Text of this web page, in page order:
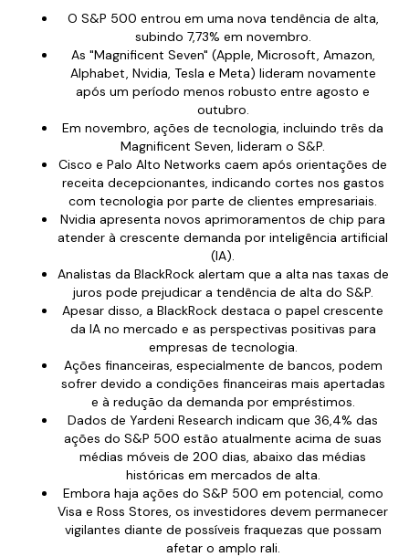
O S&P 500 entrou em uma nova tendência de alta,
subindo 7,73% em novembro.
As "Magnificent Seven" (Apple, Microsoft, Amazon,
Alphabet, Nvidia, Tesla e Meta) lideram novamente
após um período menos robusto entre agosto e
outubro.
Em novembro, ações de tecnologia, incluindo três da
Magnificent Seven, lideram o S&P.
Cisco e Palo Alto Networks caem após orientações de
receita decepcionantes, indicando cortes nos gastos
com tecnologia por parte de clientes empresariais.
Nvidia apresenta novos aprimoramentos de chip para
atender à crescente demanda por inteligência artificial
(IA).
Analistas da BlackRock alertam que a alta nas taxas de
juros pode prejudicar a tendência de alta do S&P.
Apesar disso, a BlackRock destaca o papel crescente
da IA no mercado e as perspectivas positivas para
empresas de tecnologia.
Ações financeiras, especialmente de bancos, podem
sofrer devido a condições financeiras mais apertadas
e à redução da demanda por empréstimos.
Dados de Yardeni Research indicam que 36,4% das
ações do S&P 500 estão atualmente acima de suas
médias móveis de 200 dias, abaixo das médias
históricas em mercados de alta.
Embora haja ações do S&P 500 em potencial, como
Visa e Ross Stores, os investidores devem permanecer
vigilantes diante de possíveis fraquezas que possam
afetar o amplo rali.